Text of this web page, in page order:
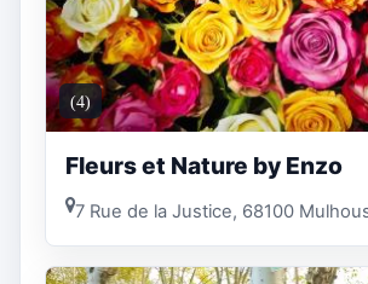
(4)
Fleurs et Nature by Enzo
7 Rue de la Justice, 68100